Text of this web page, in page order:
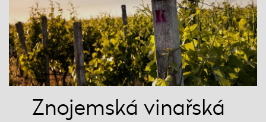
Znojemská vinařská